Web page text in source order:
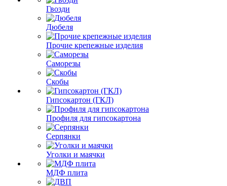
Гвозди
Дюбеля
Прочие крепежные изделия
Саморезы
Скобы
Гипсокартон (ГКЛ)
Профиля для гипсокартона
Серпянки
Уголки и маячки
МДФ плита